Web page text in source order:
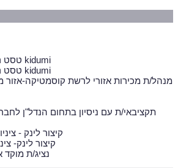
טסט רובוט עבור תוכנת kidumi
טסט רובוט עבור תוכנת kidumi
מנהל/ת מכירות אזורי לרשת קוסמטיקה-
תקציבאי/ת עם ניסיון בתחום הנדל"ן
קיצור לינק -
קיצור לינק-
נציג/ת מוקד